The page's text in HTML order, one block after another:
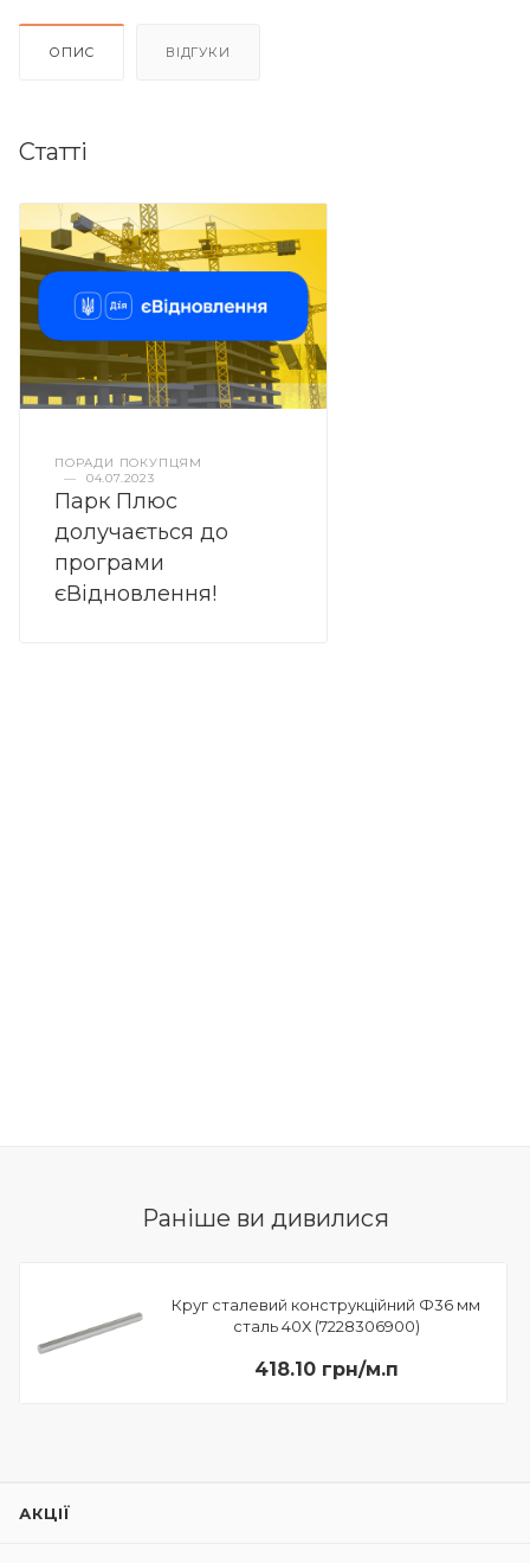
ОПИС ВІДГУКИ
Статті
ПОРАДИ ПОКУПЦЯМ
—
04.07.2023
Парк Плюс
долучається до
програми
єВідновлення!
Раніше ви дивилися
Круг сталевий конструкційний Ф36 мм
сталь 40Х (7228306900)
418.10 грн/м.п
АКЦІЇ